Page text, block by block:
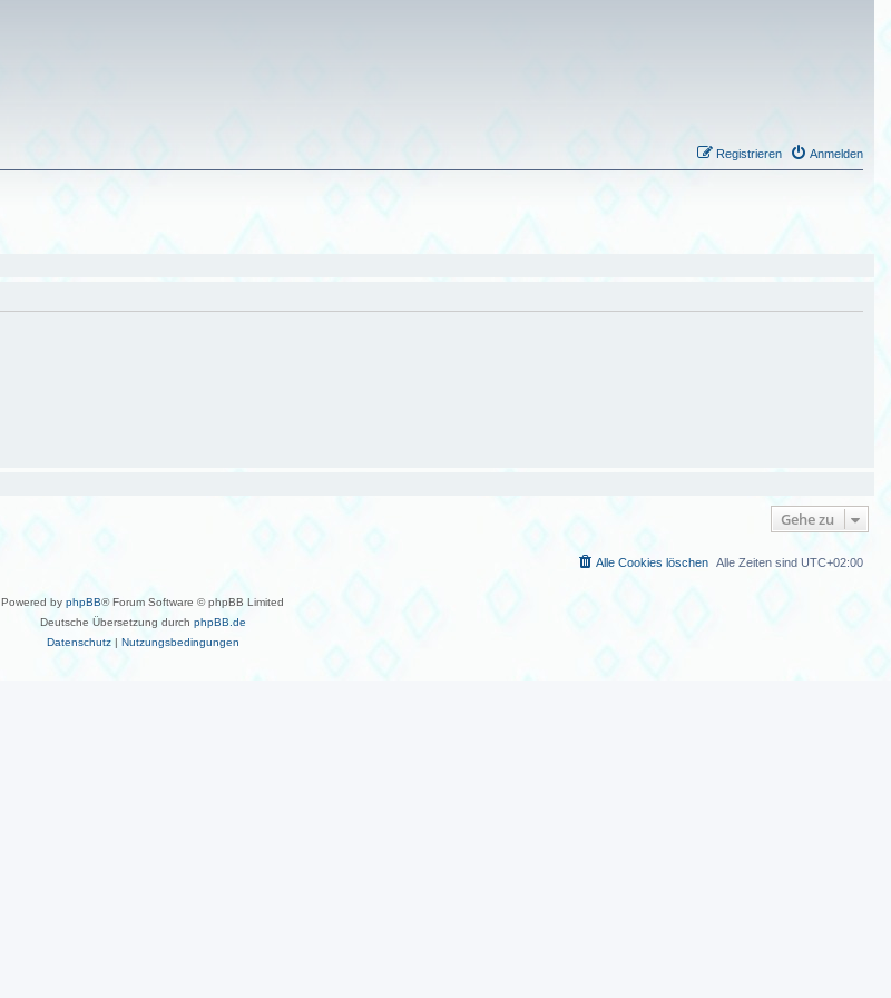
Anmelden
Registrieren
Gehe zu
Alle Zeiten sind UTC+02:00
Alle Cookies löschen
Powered by phpBB® Forum Software © phpBB Limited
Deutsche Übersetzung durch phpBB.de
Datenschutz| Nutzungsbedingungen